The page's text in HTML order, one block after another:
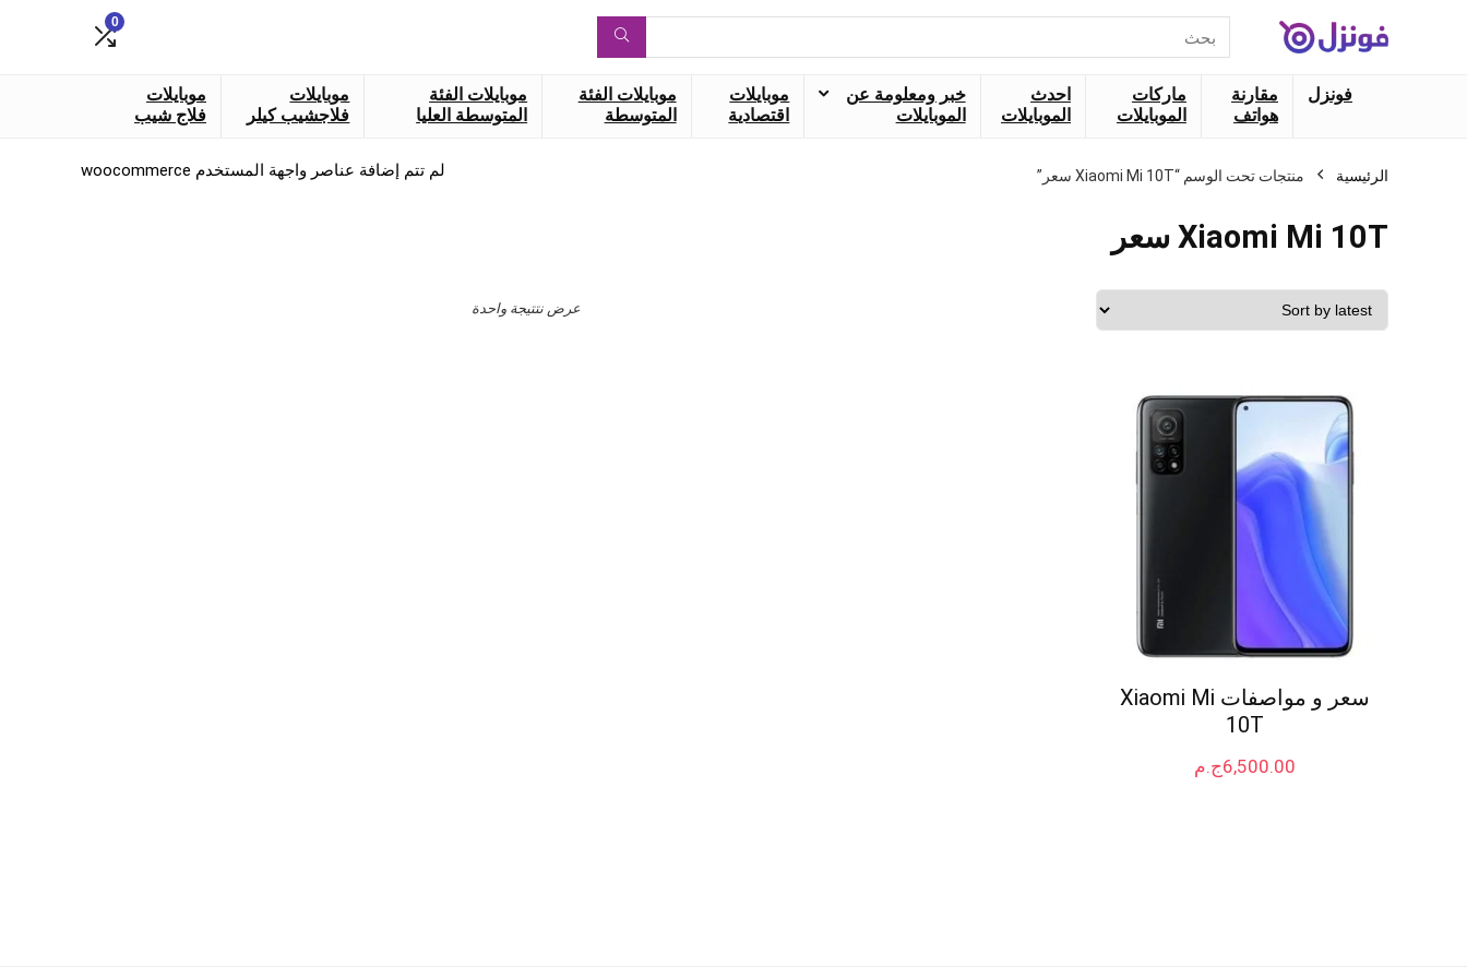
عن:
0
فونزل
مقارنة
هواتف
ماركات
الموبايلات
احدث
الموبايلات
خبر ومعلومة عن
الموبايلات
موبايلات
اقتصادية
موبايلات الفئة
المتوسطة
موبايلات الفئة
المتوسطة العليا
موبايلات
فلاجشيب كيلر
موبايلات
فلاج شيب
الرئيسية منتجات تحت الوسم “Xiaomi Mi 10T سعر”
Xiaomi Mi 10T سعر
عرض نتتيجة واحدة
سعر و مواصفات Xiaomi Mi
10T
ج.م6,500.00
لم تتم إضافة عناصر واجهة المستخدم woocommerce